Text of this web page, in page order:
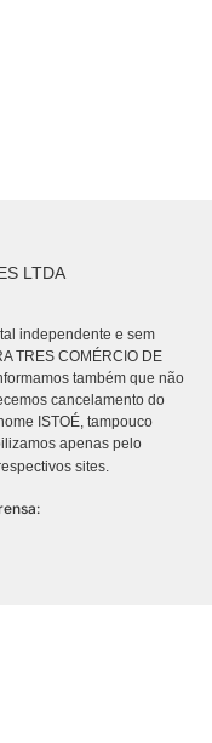
LTDA
independente e sem
TRES COMÉRCIO DE
também que não
cancelamento do
ISTOÉ, tampouco
apenas pelo
sites.